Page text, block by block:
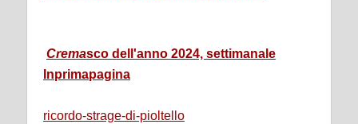
Cremasco dell'anno 2024, settimanale
Inprimapagina
ricordo-strage-di-pioltello